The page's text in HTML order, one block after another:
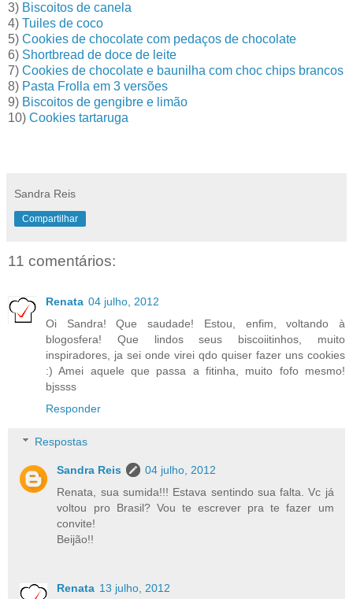
3) Biscoitos de canela
4) Tuiles de coco
5) Cookies de chocolate com pedaços de chocolate
6) Shortbread de doce de leite
7) Cookies de chocolate e baunilha com choc chips brancos
8) Pasta Frolla em 3 versões
9) Biscoitos de gengibre e limão
10) Cookies tartaruga
Sandra Reis
Compartilhar
11 comentários:
Renata 04 julho, 2012
Oi Sandra! Que saudade! Estou, enfim, voltando à
blogosfera! Que lindos seus biscoiitinhos, muito
inspiradores, ja sei onde virei qdo quiser fazer uns cookies
:) Amei aquele que passa a fitinha, muito fofo mesmo!
bjssss
Responder
Respostas
Sandra Reis
04 julho, 2012
Renata, sua sumida!!! Estava sentindo sua falta. Vc já
voltou pro Brasil? Vou te escrever pra te fazer um
convite!
Beijão!!
Renata 13 julho, 2012